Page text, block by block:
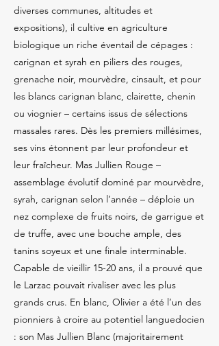
diverses communes, altitudes et
expositions), il cultive en agriculture
biologique un riche éventail de cépages :
carignan et syrah en piliers des rouges,
grenache noir, mourvèdre, cinsault, et pour
les blancs carignan blanc, clairette, chenin
ou viognier – certains issus de sélections
massales rares. Dès les premiers millésimes,
ses vins étonnent par leur profondeur et
leur fraîcheur. Mas Jullien Rouge –
assemblage évolutif dominé par mourvèdre,
syrah, carignan selon l’année – déploie un
nez complexe de fruits noirs, de garrigue et
de truffe, avec une bouche ample, des
tanins soyeux et une finale interminable.
Capable de vieillir 15-20 ans, il a prouvé que
le Larzac pouvait rivaliser avec les plus
grands crus. En blanc, Olivier a été l’un des
pionniers à croire au potentiel languedocien
: son Mas Jullien Blanc (majoritairement